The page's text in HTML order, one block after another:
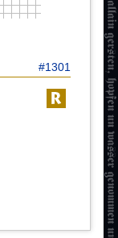
#1301